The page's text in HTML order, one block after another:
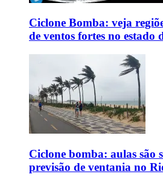
Ciclone Bomba: veja
de ventos fortes no estado
Ciclone bomba: aulas são
previsão de ventania no